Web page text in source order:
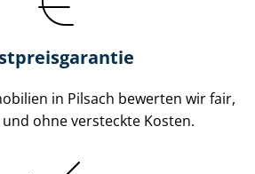
in Pilsach bewerten wir fair,
ohne versteckte Kosten.